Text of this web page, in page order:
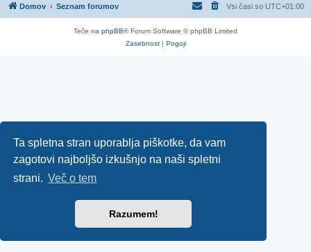
Ta spletna stran uporablja piškotke, da vam
zagotovi najboljšo izkušnjo na naši spletni
strani. Več o tem
Razumem!
Domov Seznam forumov Vsi časi so UTC+01:00
Teče na phpBB® Forum Software © phpBB Limited
Zasebnost| Pogoji